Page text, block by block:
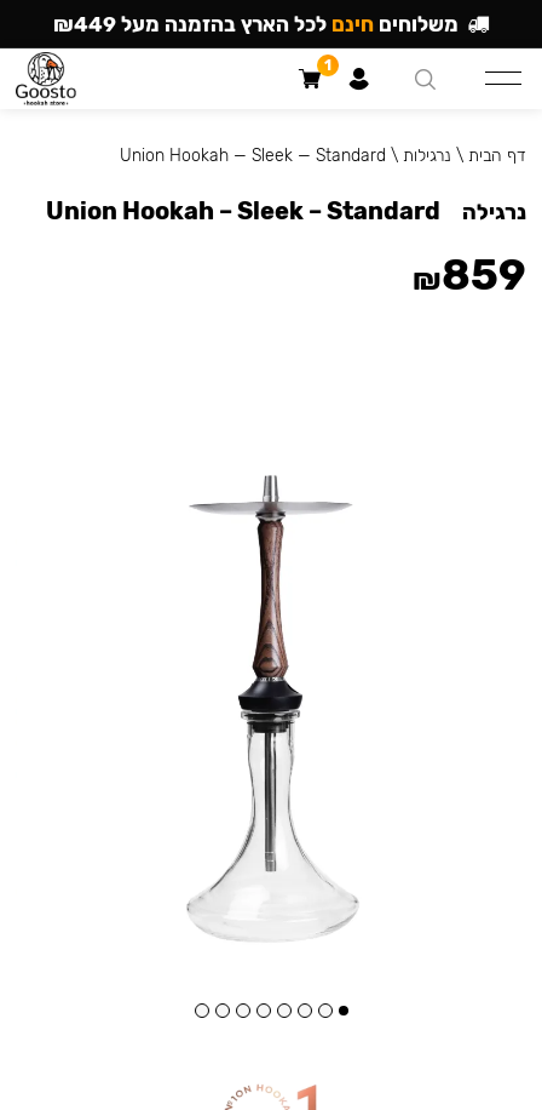
דף הבית \ נרגילות \
Union Hookah — Sleek — Standard
נרגילה Union Hookah – Sleek – Standard
₪859
משלוחים חינם לכל הארץ בהזמנה מעל ₪449
1